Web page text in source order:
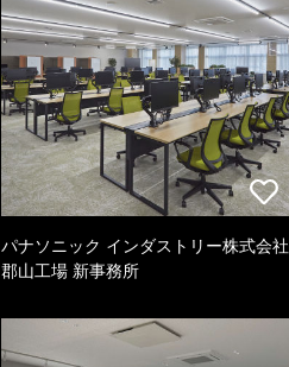
パナソニック インダストリー株式会社
郡山工場 新事務所